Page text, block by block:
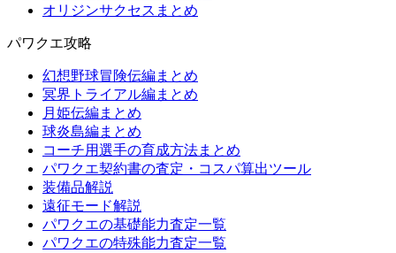
オリジンサクセスまとめ
パワクエ攻略
幻想野球冒険伝編まとめ
冥界トライアル編まとめ
月姫伝編まとめ
球炎島編まとめ
コーチ用選手の育成方法まとめ
パワクエ契約書の査定・コスパ算出ツール
装備品解説
遠征モード解説
パワクエの基礎能力査定一覧
パワクエの特殊能力査定一覧